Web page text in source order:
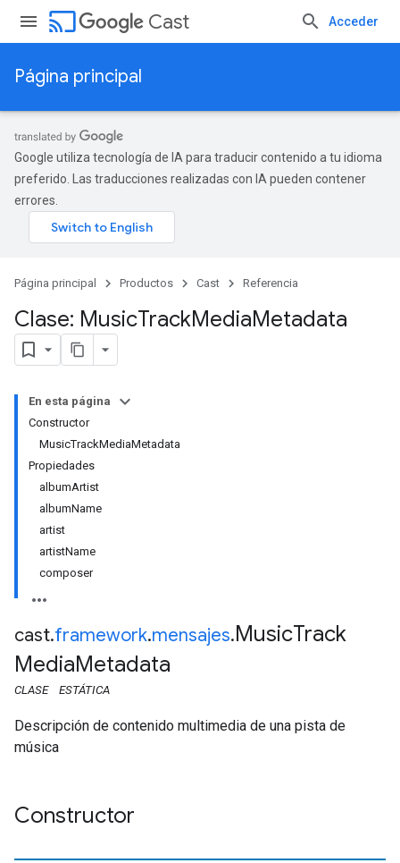
cast Cast Acceder
Página principal
Google utiliza tecnología de IA para traducir contenido a tu idioma
preferido. Las traducciones realizadas con IA pueden contener
errores.
Página principal Productos Cast Referencia
Clase: MusicTrackMediaMetadata
En esta página
Constructor
MusicTrackMediaMetadata
Propiedades
albumArtist
albumName
artist
artistName
composer
cast.framework.mensajes.MusicTrack
MediaMetadata
CLASE ESTÁTICA
Descripción de contenido multimedia de una pista de
música
Constructor